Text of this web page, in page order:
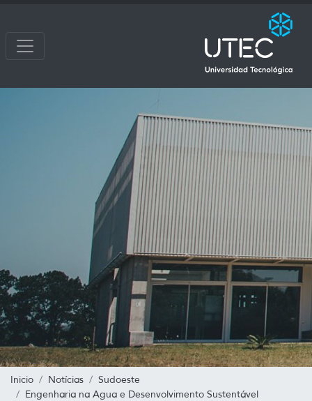
Inicio Notícias
Sudoeste
Engenharia na Agua e Desenvolvimento Sustentável